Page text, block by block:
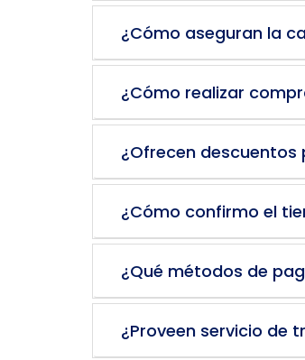
¿Cómo aseguran la
¿Cómo realizar
¿Ofrecen
¿Cómo confirmo el
¿Qué métodos de
¿Proveen servicio de